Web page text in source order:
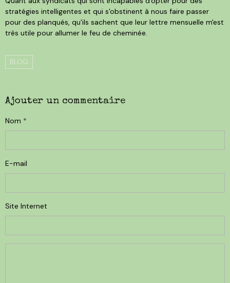
stratégies intelligentes et qui s'obstinent à nous faire passer
pour des planqués, qu'ils sachent que leur lettre mensuelle m'est
très utile pour allumer le feu de cheminée.
BLOG
Ajouter un commentaire
Nom
E-mail
Site Internet